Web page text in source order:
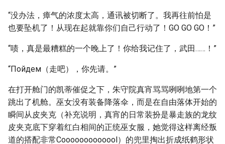
“没办法，瘴气的浓度太高，通讯被切断了。我再往前怕是
也要坠机了！从现在起就靠你们自己行动了！GO GO GO！”
“啧，真是最糟糕的一个晚上了！你给我记住了，武田……！”
“Пойдем（走吧），你先请。”
在打开舱门的凯蒂催促之下，朱守院真宵骂骂咧咧地第一个
跳出了机舱。巫女没有装备降落伞，而是在自由落体开始的
瞬间从皮夹克（补充说明，真宵的日常装扮是暴走族的龙纹
皮夹克底下穿着红白相间的正统巫女服，她觉得这样离经叛
道的搭配非常Cooooooooooool）的兜里掏出折成纸鹤形状